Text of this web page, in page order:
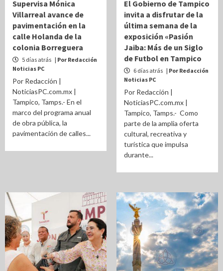
Supervisa Mónica
Villarreal avance de
pavimentación en la
calle Holanda de la
colonia Borreguera
5 días atrás | Por Redacción
Noticias PC
Por Redacción |
NoticiasPC.com.mx |
Tampico, Tamps.- En el
marco del programa anual
de obra pública, la
pavimentación de calles...
El Gobierno de Tampico
invita a disfrutar de la
última semana de la
exposición «Pasión
Jaiba: Más de un Siglo
de Futbol en Tampico
6 días atrás | Por Redacción
Noticias PC
Por Redacción |
NoticiasPC.com.mx |
Tampico, Tamps.- Como
parte de la amplia oferta
cultural, recreativa y
turística que impulsa
durante...